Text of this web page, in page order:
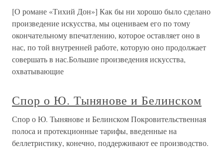
[О романе «Тихий Дон»] Как бы ни хорошо было сделано
произведение искусства, мы оцениваем его по тому
окончательному впечатлению, которое оставляет оно в
нас, по той внутренней работе, которую оно продолжает
совершать в нас.Большие произведения искусства,
охватывающие
Спор о Ю. Тынянове и Белинском
Спор о Ю. Тынянове и Белинском Покровительственная
полоса и протекционные тарифы, введенные на
беллетристику, конечно, поддерживают ее производство.